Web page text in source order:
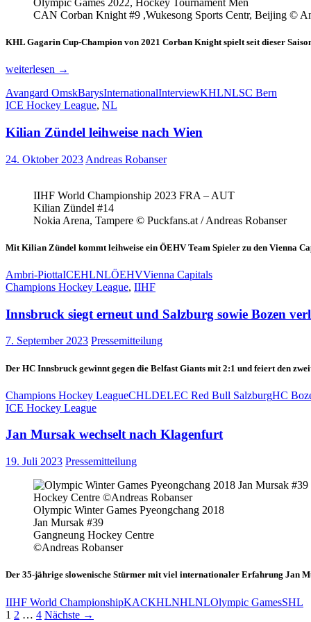
CAN Corban Knight #9 ,Wukesong Sports Centr, Beijing ©
KHL Gagarin Cup-Champion von 2021 Corban Knight spielt seit dieser
Von
in
die
–
Knight
im
weiterlesen →
Avangard OmskBarysInternationalInterviewKHLNLSC Bern
ICE Hockey League, NL
Kilian Zündel leihweise nach Wien
24. Oktober 2023 Andreas Robanser
IIHF World Championship 2023 FRA – AUT
Kilian Zündel #14
Nokia Arena, Tampere © Puckfans.at / Andreas Robanser
Mit Kilian Zündel kommt leihweise ein ÖEHV Team Spieler zu den Vienna
Ambri-PiottaICEHLNLÖEHVVienna Capitals
Champions Hockey League, IIHF
Innsbruck siegt erneut und Salzburg sowie Bozen
7. September 2023 Pressemitteilung
Der HC Innsbruck gewinnt gegen die Belfast Giants mit 2:1 und feiert den
Champions Hockey LeagueCHLDELEC Red Bull SalzburgHC
ICE Hockey League
Jan Mursak wechselt nach Klagenfurt
19. Juli 2023 Pressemitteilung
Olympic Winter Games Pyeongchang 2018
Jan Mursak #39
Gangneung Hockey Centre
©Andreas Robanser
Der 35-jährige slowenische Stürmer mit viel internationaler Erfahrung Jan
IIHF World ChampionshipKACKHLNHLNLOlympic GamesSHL
Beitragsnavigation
1 2 … 4 Nächste →